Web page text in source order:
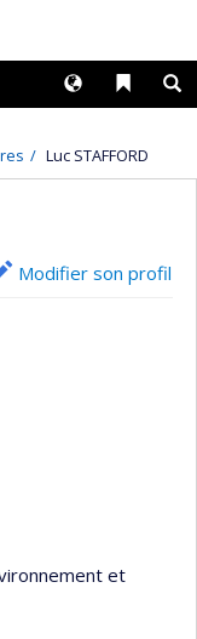
Liens
Langues
Luc STAFFORD
Modifier son profil
et